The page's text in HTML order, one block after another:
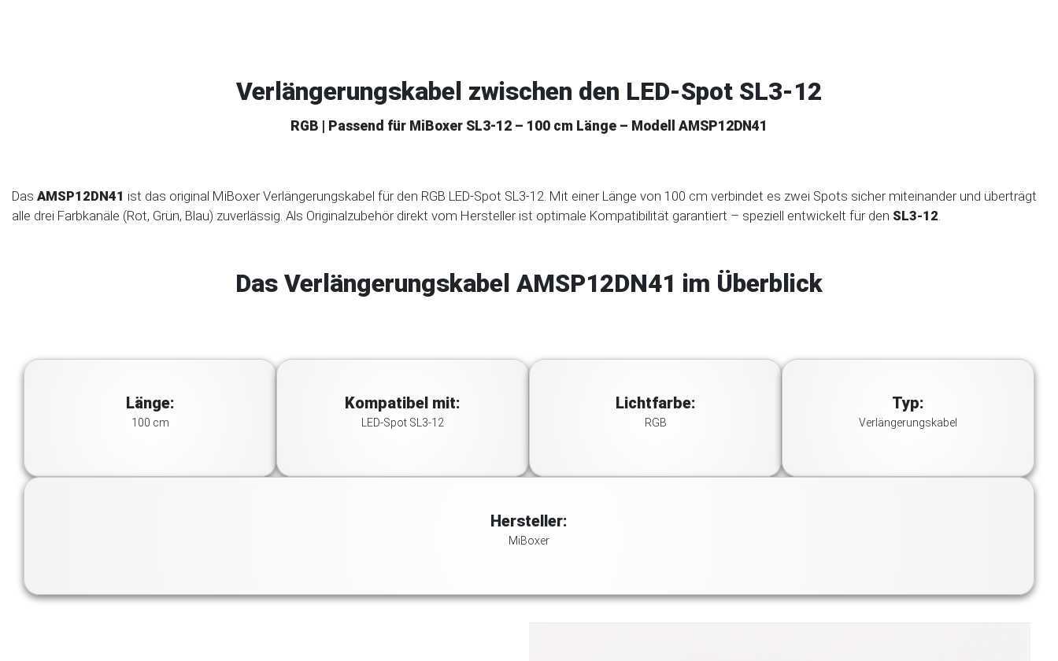
Verlängerungskabel zwischen den LED-Spot SL3-12
RGB | Passend für MiBoxer SL3-12 – 100 cm Länge – Modell AMSP12DN41
Das AMSP12DN41 ist das original MiBoxer Verlängerungskabel für den RGB LED-Spot SL3-12. Mit einer Länge von 100 cm verbindet es zwei Spots sicher miteinander und überträgt
alle drei Farbkanäle (Rot, Grün, Blau) zuverlässig. Als Originalzubehör direkt vom Hersteller ist optimale Kompatibilität garantiert – speziell entwickelt für den SL3-12
Das Verlängerungskabel AMSP12DN41 im Überblick
Länge:
100 cm
Kompatibel mit:
LED-Spot SL3-12
Lichtfarbe:
RGB
Typ:
Verlängerungskabel
Hersteller:
MiBoxer